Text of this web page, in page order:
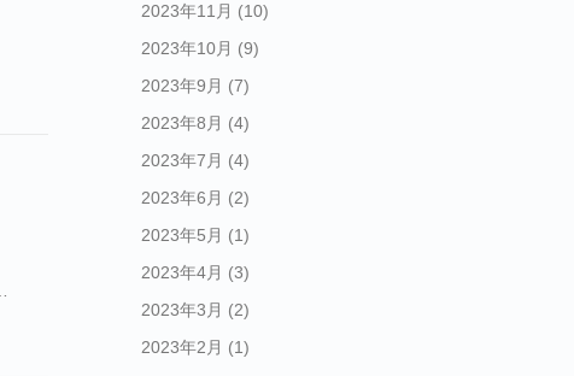
2023年11月 (10)
2023年10月 (9)
2023年9月 (7)
2023年8月 (4)
2023年7月 (4)
2023年6月 (2)
2023年5月 (1)
2023年4月 (3)
2023年3月 (2)
2023年2月 (1)